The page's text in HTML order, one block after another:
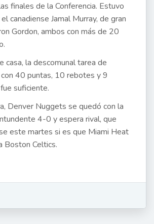
finales de la Conferencia. Estuvo
canadiense Jamal Murray, de gran
Gordon, ambos con más de 20
casa, la descomunal tarea de
con 40 puntas, 10 rebotes y 9
suficiente.
Denver Nuggets se quedó con la
4-0 y espera rival, que
este martes si es que Miami Heat
Boston Celtics.